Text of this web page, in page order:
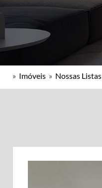
» Imóveis » Nossas Listas